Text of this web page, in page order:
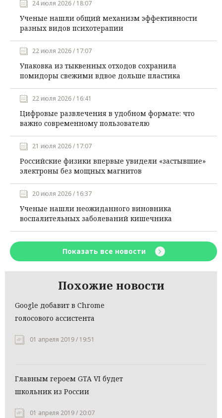
24 июля 2026 / 18:07
Ученые нашли общий механизм эффективности
разных видов психотерапии
22 июля 2026 / 17:07
Упаковка из тыквенных отходов сохранила
помидоры свежими вдвое дольше пластика
22 июля 2026 / 16:41
Цифровые развлечения в удобном формате: что
важно современному пользователю
21 июля 2026 / 17:07
Российские физики впервые увидели «застывшие»
электроны без мощных магнитов
20 июля 2026 / 16:37
Ученые нашли неожиданного виновника
воспалительных заболеваний кишечника
Показать все новости
Похожие новости
Google добавит в Chrome
голосового ассистента
01 апреля 2019 / 19:51
Главным героем GTA VI будет
школьник из России
01 апреля 2019 / 20:07